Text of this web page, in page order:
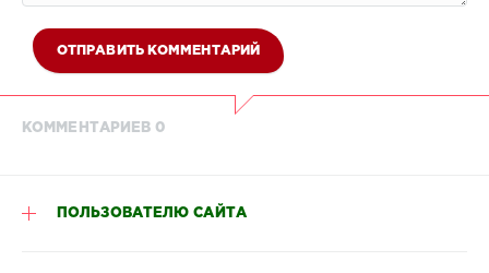
ОТПРАВИТЬ КОММЕНТАРИЙ
КОММЕНТАРИЕВ 0
ПОЛЬЗОВАТЕЛЮ САЙТА